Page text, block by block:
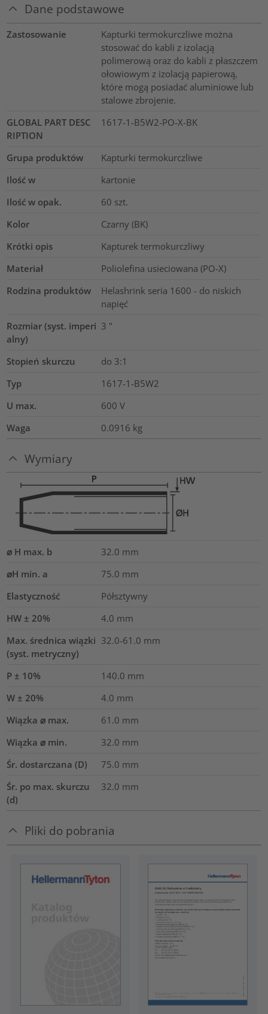
Dane podstawowe
Zastosowanie
Kapturki termokurczliwe można
stosować do kabli z izolacją
polimerową oraz do kabli z płaszczem
ołowiowym z izolacją papierową,
które mogą posiadać aluminiowe lub
stalowe zbrojenie.
GLOBAL PART DESC
RIPTION
1617-1-B5W2-PO-X-BK
Grupa produktów
Kapturki termokurczliwe
Ilość w
kartonie
Ilość w opak.
60 szt.
Kolor
Czarny (BK)
Krótki opis
Kapturek termokurczliwy
Materiał
Poliolefina usieciowana (PO-X)
Rodzina produktów
Helashrink seria 1600 - do niskich
napięć
Rozmiar (syst. imperi
alny)
3 "
Stopień skurczu
do 3:1
Typ
1617-1-B5W2
U max.
600 V
Waga
0.0916 kg
Wymiary
⌀ H max. b 32.0 mm
⌀H min. a
75.0 mm
Elastyczność
Półsztywny
HW ± 20%
4.0 mm
Max. średnica wiązki
(syst. metryczny)
32.0-61.0 mm
P ± 10% 140.0 mm
W ± 20%
4.0 mm
Wiązka ⌀ max.
61.0 mm
Wiązka ⌀ min.
32.0 mm
Śr. dostarczana (D)
75.0 mm
Śr. po max. skurczu
(d)
32.0 mm
Pliki do pobrania